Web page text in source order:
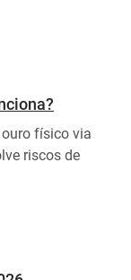
físico via
riscos de